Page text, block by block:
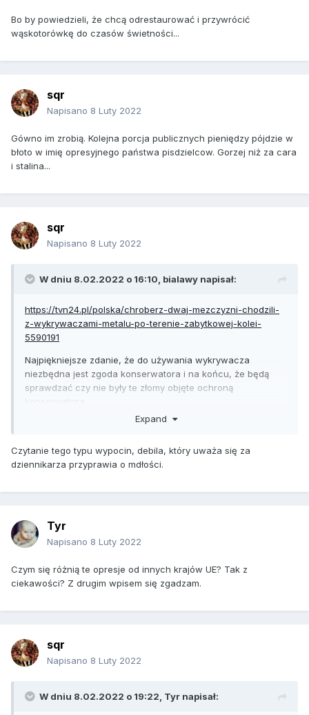
Bo by powiedzieli, że chcą odrestaurować i przywrócić
wąskotorówkę do czasów świetności...
sqr
Napisano 8 Luty 2022
Gówno im zrobią. Kolejna porcja publicznych pieniędzy pójdzie w
błoto w imię opresyjnego państwa pisdzielcow. Gorzej niż za cara
i stalina...
sqr
Napisano 8 Luty 2022
W dniu 8.02.2022 o 16:10, bialawy napisał:
https://tvn24.pl/polska/chroberz-dwaj-mezczyzni-chodzili-
z-wykrywaczami-metalu-po-terenie-zabytkowej-kolei-
5590191
Najpiękniejsze zdanie, że do używania wykrywacza
niezbędna jest zgoda konserwatora i na końcu, że będą
sprawdzać czy nie były te złomy objęte ochroną
konserwatora...
Expand
Czytanie tego typu wypocin, debila, który uważa się za
dziennikarza przyprawia o mdłości.
Tyr
Napisano 8 Luty 2022
Czym się różnią te opresje od innych krajów UE? Tak z
ciekawości? Z drugim wpisem się zgadzam.
sqr
Napisano 8 Luty 2022
W dniu 8.02.2022 o 19:22, Tyr napisał: